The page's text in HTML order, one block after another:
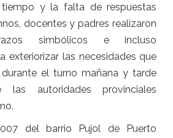
y la falta de respuestas
docentes y padres realizaron
simbólicos e incluso
exteriorizar las necesidades que
el turno mañana y tarde
autoridades provinciales
del barrio Pujol de Puerto